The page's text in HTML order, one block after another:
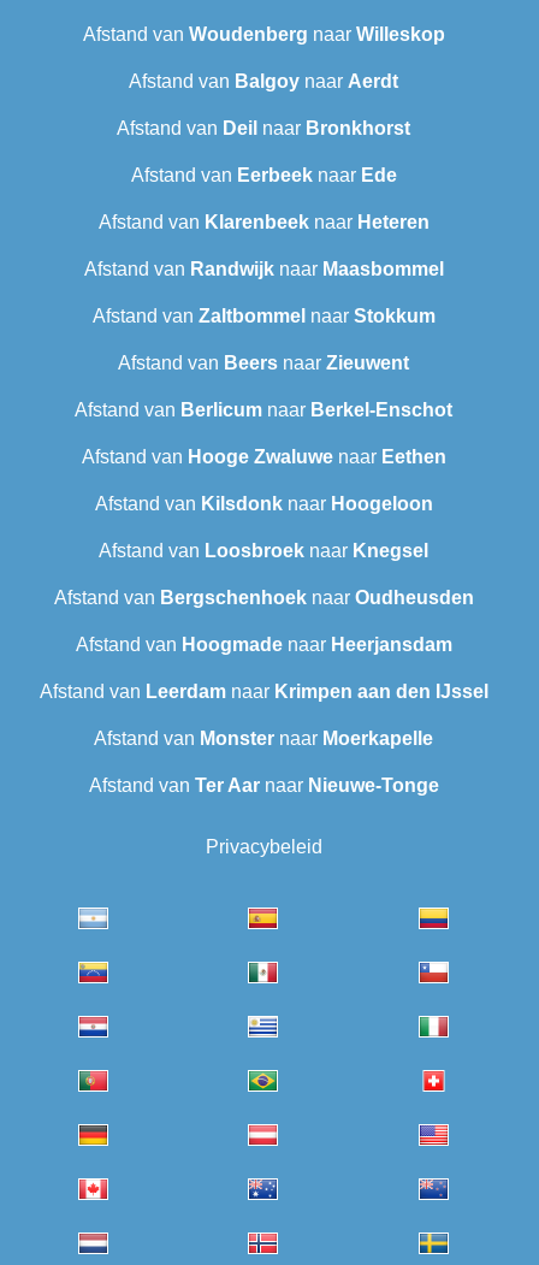
Afstand van Woudenberg naar Willeskop
Afstand van Balgoy naar Aerdt
Afstand van Deil naar Bronkhorst
Afstand van Eerbeeknaar Ede
Afstand van Klarenbeeknaar Heteren
Afstand van Randwijknaar Maasbommel
Afstand van Zaltbommel naar Stokkum
Afstand van Beers naar Zieuwent
Afstand van Berlicum naar Berkel-Enschot
Afstand van Hooge Zwaluwenaar Eethen
Afstand van Kilsdonknaar Hoogeloon
Afstand van Loosbroek naar Knegsel
Afstand van Bergschenhoeknaar Oudheusden
Afstand van Hoogmadenaar Heerjansdam
Afstand van Leerdamnaar Krimpen aan den IJssel
Afstand van Monster naar Moerkapelle
Afstand van Ter Aar‎naar Nieuwe-Tonge
Privacybeleid